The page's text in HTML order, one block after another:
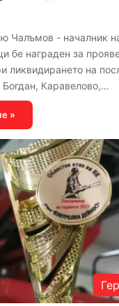
Чалъмов - началник
бе награден за
ликвидирането на
Богдан, Каравелово,…
»